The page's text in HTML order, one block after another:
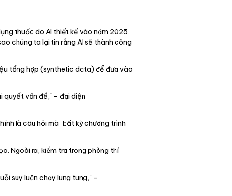
thuốc do AI thiết kế vào năm 2025,
chúng ta lại tin rằng AI sẽ thành công
tổng hợp (synthetic data) để đưa vào
quyết vấn đề," – đại diện
là câu hỏi mà "bất kỳ chương trình
Ngoài ra, kiểm tra trong phòng thí
suy luận chạy lung tung," –